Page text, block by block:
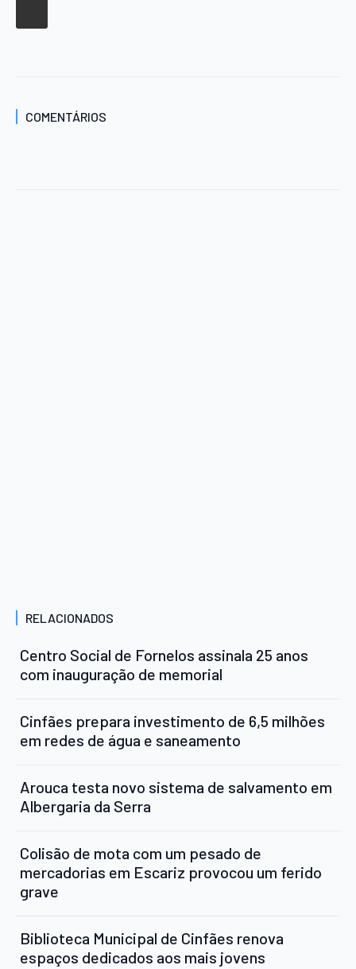
COMENTÁRIOS
RELACIONADOS
Centro Social de Fornelos assinala 25 anos
com inauguração de memorial
Cinfães prepara investimento de 6,5 milhões
em redes de água e saneamento
Arouca testa novo sistema de salvamento em
Albergaria da Serra
Colisão de mota com um pesado de
mercadorias em Escariz provocou um ferido
grave
Biblioteca Municipal de Cinfães renova
espaços dedicados aos mais jovens